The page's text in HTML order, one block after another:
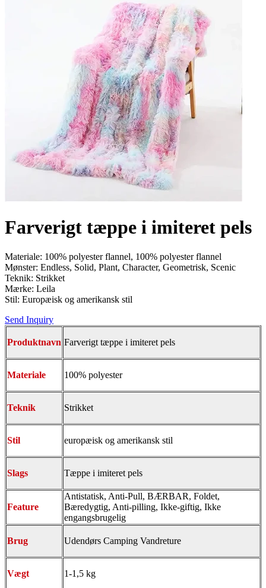
Farverigt tæppe i imiteret pels
Materiale: 100% polyester flannel, 100% polyester flannel
Mønster: Endless, Solid, Plant, Character, Geometrisk, Scenic
Teknik: Strikket
Mærke: Leila
Stil: Europæisk og amerikansk stil
Send Inquiry
Produktnavn Farverigt tæppe i imiteret pels
Materiale 100% polyester
Teknik Strikket
Stil europæisk og amerikansk stil
Slags Tæppe i imiteret pels
Feature
Antistatisk, Anti-Pull, BÆRBAR, Foldet,
Bæredygtig, Anti-pilling, Ikke-giftig, Ikke
engangsbrugelig
Brug Udendørs Camping Vandreture
Vægt 1-1,5 kg